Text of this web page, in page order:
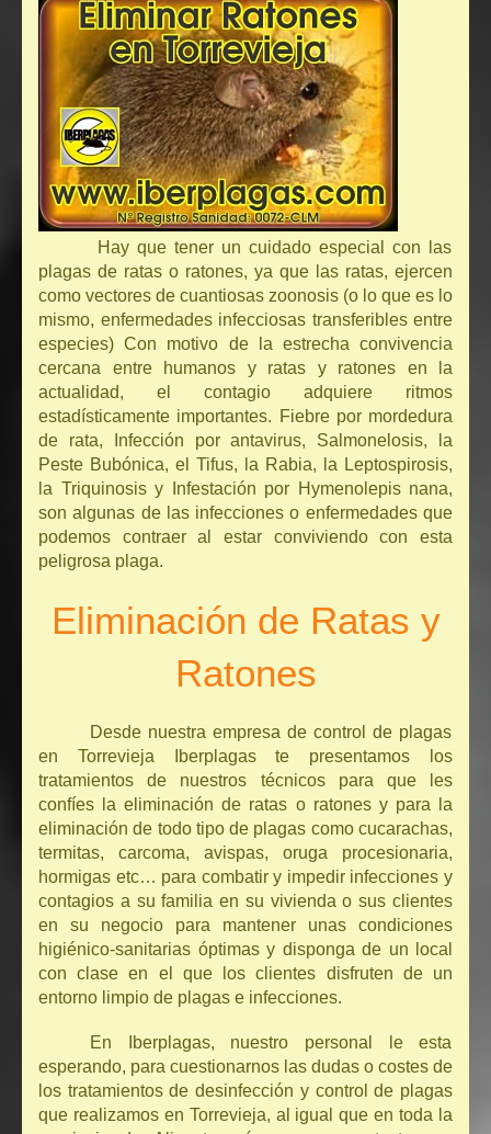
Hay que tener un cuidado especial con las
plagas de ratas o ratones, ya que las ratas, ejercen
como vectores de cuantiosas zoonosis (o lo que es lo
mismo, enfermedades infecciosas transferibles entre
especies) Con motivo de la estrecha convivencia
cercana entre humanos y ratas y ratones en la
actualidad, el contagio adquiere ritmos
estadísticamente importantes. Fiebre por mordedura
de rata, Infección por antavirus, Salmonelosis, la
Peste Bubónica, el Tifus, la Rabia, la Leptospirosis,
la Triquinosis y Infestación por Hymenolepis nana,
son algunas de las infecciones o enfermedades que
podemos contraer al estar conviviendo con esta
peligrosa plaga.
Eliminación de Ratas y
Ratones
Desde nuestra empresa de control de plagas
en Torrevieja Iberplagas te presentamos los
tratamientos de nuestros técnicos para que les
confíes la eliminación de ratas o ratones y para la
eliminación de todo tipo de plagas como cucarachas,
termitas, carcoma, avispas, oruga procesionaria,
hormigas etc… para combatir y impedir infecciones y
contagios a su familia en su vivienda o sus clientes
en su negocio para mantener unas condiciones
higiénico-sanitarias óptimas y disponga de un local
con clase en el que los clientes disfruten de un
entorno limpio de plagas e infecciones.
En Iberplagas, nuestro personal le esta
esperando, para cuestionarnos las dudas o costes de
los tratamientos de desinfección y control de plagas
que realizamos en Torrevieja, al igual que en toda la